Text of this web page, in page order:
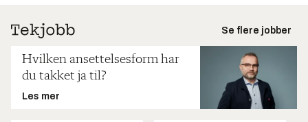
Se flere jobber
Hvilken ansettelsesform har
du takket ja til?
Les mer